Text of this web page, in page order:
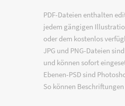
PDF-Dateien enthalten
jedem gängigen
oder dem kostenlos
JPG und PNG-Dateien
und können sofort
Ebenen-PSD sind
So können